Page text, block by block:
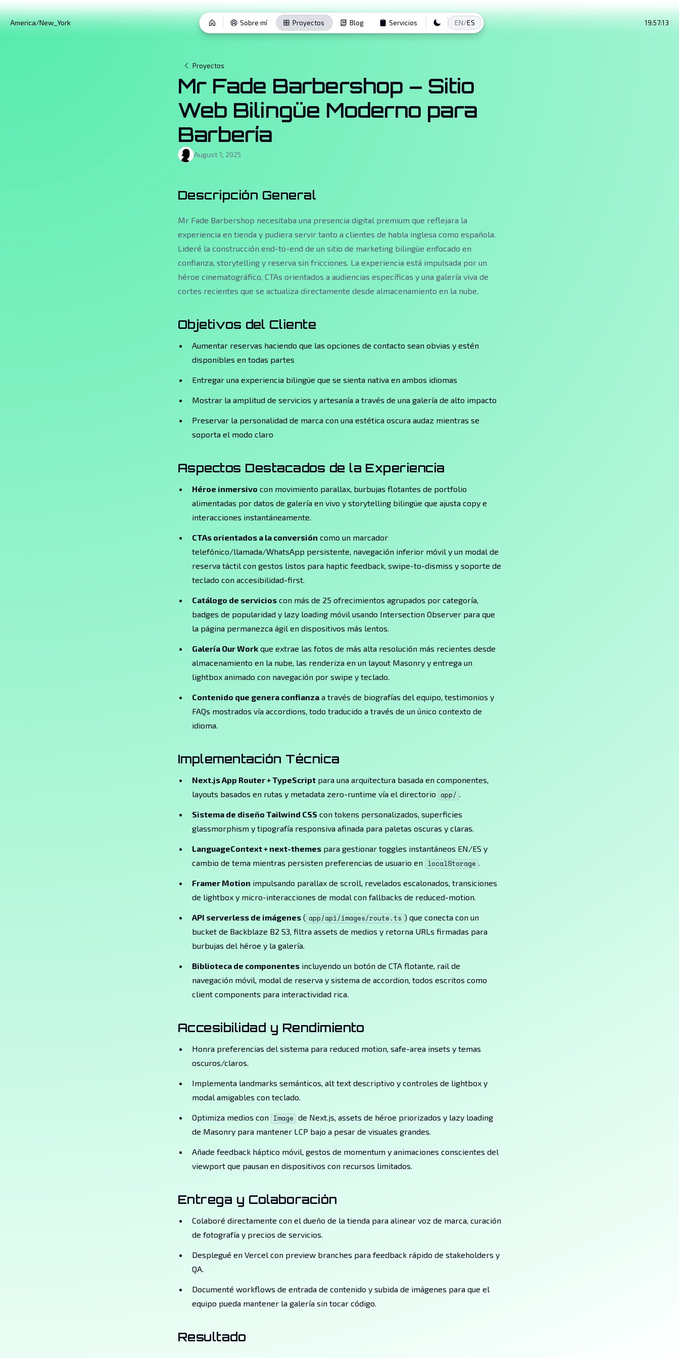
America/New_York Sobre mí Proyectos Blog Servicios EN/ES 19:57:14
Proyectos
Mr Fade Barbershop – Sitio
Web Bilingüe Moderno para
Barbería
August 1, 2025
Descripción General
Mr Fade Barbershop necesitaba una presencia digital premium que reflejara la
experiencia en tienda y pudiera servir tanto a clientes de habla inglesa como española.
Lideré la construcción end-to-end de un sitio de marketing bilingüe enfocado en
confianza, storytelling y reserva sin fricciones. La experiencia está impulsada por un
héroe cinematográfico, CTAs orientados a audiencias específicas y una galería viva de
cortes recientes que se actualiza directamente desde almacenamiento en la nube.
Objetivos del Cliente
Aumentar reservas haciendo que las opciones de contacto sean obvias y estén
disponibles en todas partes
Entregar una experiencia bilingüe que se sienta nativa en ambos idiomas
Mostrar la amplitud de servicios y artesanía a través de una galería de alto impacto
Preservar la personalidad de marca con una estética oscura audaz mientras se
soporta el modo claro
Aspectos Destacados de la Experiencia
Héroe inmersivo con movimiento parallax, burbujas flotantes de portfolio
alimentadas por datos de galería en vivo y storytelling bilingüe que ajusta copy e
interacciones instantáneamente.
CTAs orientados a la conversión como un marcador
telefónico/llamada/WhatsApp persistente, navegación inferior móvil y un modal de
reserva táctil con gestos listos para haptic feedback, swipe-to-dismiss y soporte de
teclado con accesibilidad-first.
Catálogo de servicios con más de 25 ofrecimientos agrupados por categoría,
badges de popularidad y lazy loading móvil usando Intersection Observer para que
la página permanezca ágil en dispositivos más lentos.
Galería Our Work que extrae las fotos de más alta resolución más recientes desde
almacenamiento en la nube, las renderiza en un layout Masonry y entrega un
lightbox animado con navegación por swipe y teclado.
Contenido que genera confianza a través de biografías del equipo, testimonios y
FAQs mostrados vía accordions, todo traducido a través de un único contexto de
idioma.
Implementación Técnica
Next.js App Router + TypeScript para una arquitectura basada en componentes,
layouts basados en rutas y metadata zero-runtime vía el directorio app/ .
Sistema de diseño Tailwind CSS con tokens personalizados, superficies
glassmorphism y tipografía responsiva afinada para paletas oscuras y claras.
LanguageContext + next-themes para gestionar toggles instantáneos EN/ES y
cambio de tema mientras persisten preferencias de usuario en localStorage .
Framer Motion impulsando parallax de scroll, revelados escalonados, transiciones
de lightbox y micro-interacciones de modal con fallbacks de reduced-motion.
API serverless de imágenes ( app/api/images/route.ts ) que conecta con un
bucket de Backblaze B2 S3, filtra assets de medios y retorna URLs firmadas para
burbujas del héroe y la galería.
Biblioteca de componentes incluyendo un botón de CTA flotante, rail de
navegación móvil, modal de reserva y sistema de accordion, todos escritos como
client components para interactividad rica.
Accesibilidad y Rendimiento
Honra preferencias del sistema para reduced motion, safe-area insets y temas
oscuros/claros.
Implementa landmarks semánticos, alt text descriptivo y controles de lightbox y
modal amigables con teclado.
Optimiza medios con Image de Next.js, assets de héroe priorizados y lazy loading
de Masonry para mantener LCP bajo a pesar de visuales grandes.
Añade feedback háptico móvil, gestos de momentum y animaciones conscientes del
viewport que pausan en dispositivos con recursos limitados.
Entrega y Colaboración
Colaboré directamente con el dueño de la tienda para alinear voz de marca, curación
de fotografía y precios de servicios.
Desplegué en Vercel con preview branches para feedback rápido de stakeholders y
QA.
Documenté workflows de entrada de contenido y subida de imágenes para que el
equipo pueda mantener la galería sin tocar código.
Resultado